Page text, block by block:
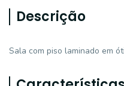
Descrição
Sala com piso laminado em